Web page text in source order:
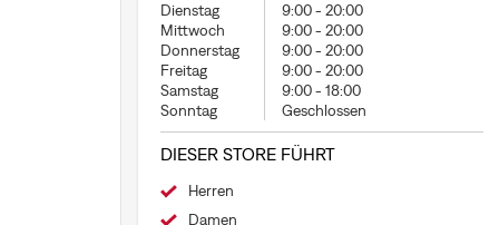
Dienstag
9:00-20:00
Mittwoch
9:00-20:00
Donnerstag
9:00-20:00
Freitag
9:00-20:00
Samstag
9:00-18:00
Sonntag
Geschlossen
DIESER STORE FÜHRT
Herren
Damen